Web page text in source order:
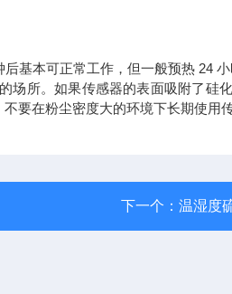
基本可正常工作，但一般预热 24
场所。如果传感器的表面吸附了硅
要在粉尘密度大的环境下长期使用传
下一个： 温湿度